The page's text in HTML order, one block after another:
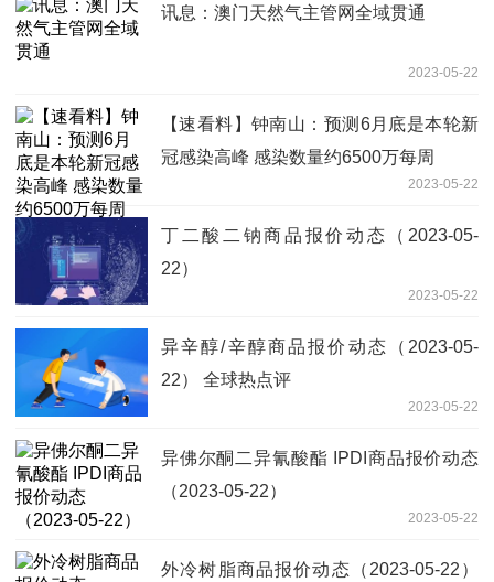
讯息：澳门天然气主管网全域贯通
2023-05-22
【速看料】钟南山：预测6月底是本轮新
冠感染高峰 感染数量约6500万每周
2023-05-22
丁二酸二钠商品报价动态（2023-05-
22）
2023-05-22
异辛醇/辛醇商品报价动态（2023-05-
22） 全球热点评
2023-05-22
异佛尔酮二异氰酸酯 IPDI商品报价动态
（2023-05-22）
2023-05-22
外冷树脂商品报价动态（2023-05-22）